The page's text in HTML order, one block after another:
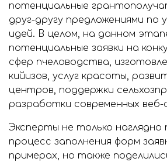
потенциальные
друг-другу предложениями по
идей. В целом, на данном
потенциальные заявки на
сфер пчеловодства,
кийизов, услуг красоты,
центров, поддержки
разработки современных
Эксперты не только наглядно
процесс заполнения форм
примерах, но также